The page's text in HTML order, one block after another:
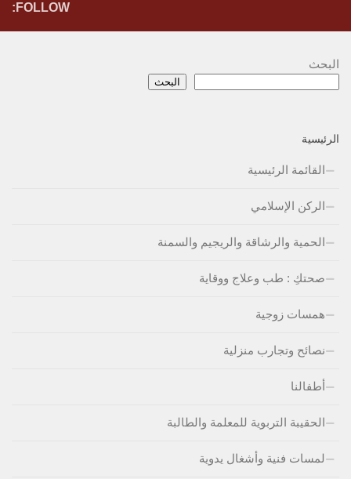
FOLLOW:
البحث
البحث
الرئيسية
القائمة الرئيسية
الركن الإسلامي
الحمية والرشاقة والريجيم والسمنة
صحتكِ : طب وعلاج ووقاية
همسات زوجية
نصائح وتجارب منزلية
أطفالنا
الحقيبة التربوية للمعلمة والطالبة
لمسات فنية وأشغال يدوية